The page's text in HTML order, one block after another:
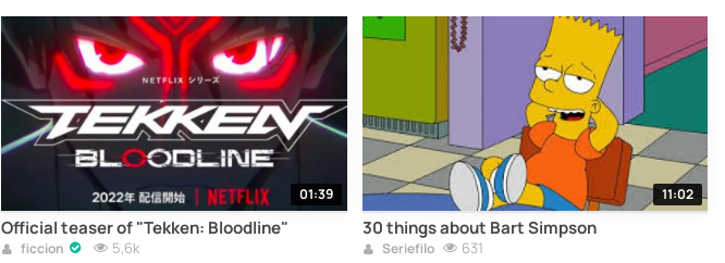
01:39
Official teaser of "Tekken: Bloodline"
ficcion 5,6k
11:02
30 things about Bart Simpson
Seriefilo 631